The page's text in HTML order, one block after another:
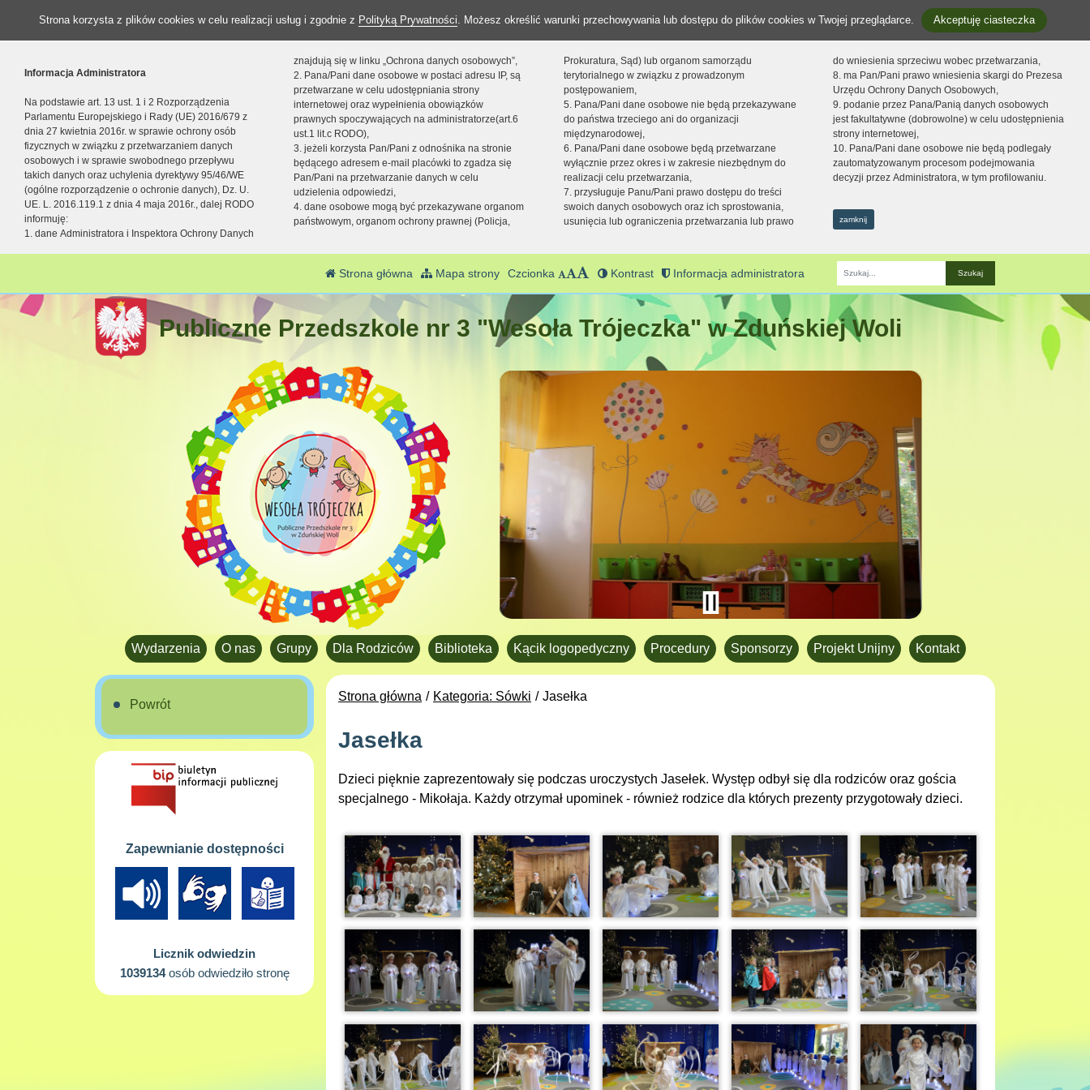
Strona korzysta z plików cookies w celu realizacji usług i zgodnie z Polityką Prywatności. Możesz określić warunki przechowywania lub dostępu do plików cookies w Twojej przeglądarce. Akceptuję ciasteczka
Informacja Administratora
Na podstawie art. 13 ust. 1 i 2 Rozporządzenia
Parlamentu Europejskiego i Rady (UE) 2016/679 z
dnia 27 kwietnia 2016r. w sprawie ochrony osób
fizycznych w związku z przetwarzaniem danych
osobowych i w sprawie swobodnego przepływu
takich danych oraz uchylenia dyrektywy 95/46/WE
(ogólne rozporządzenie o ochronie danych), Dz. U.
UE. L. 2016.119.1 z dnia 4 maja 2016r., dalej RODO
informuję:
1. dane Administratora i Inspektora Ochrony Danych
znajdują się w linku „Ochrona danych osobowych”,
2. Pana/Pani dane osobowe w postaci adresu IP, są
przetwarzane w celu udostępniania strony
internetowej oraz wypełnienia obowiązków
prawnych spoczywających na administratorze(art.6
ust.1 lit.c RODO),
3. jeżeli korzysta Pan/Pani z odnośnika na stronie
będącego adresem e-mail placówki to zgadza się
Pan/Pani na przetwarzanie danych w celu
udzielenia odpowiedzi,
4. dane osobowe mogą być przekazywane organom
państwowym, organom ochrony prawnej (Policja,
Prokuratura, Sąd) lub organom samorządu
terytorialnego w związku z prowadzonym
postępowaniem,
5. Pana/Pani dane osobowe nie będą przekazywane
do państwa trzeciego ani do organizacji
międzynarodowej,
6. Pana/Pani dane osobowe będą przetwarzane
wyłącznie przez okres i w zakresie niezbędnym do
realizacji celu przetwarzania,
7. przysługuje Panu/Pani prawo dostępu do treści
swoich danych osobowych oraz ich sprostowania,
usunięcia lub ograniczenia przetwarzania lub prawo
do wniesienia sprzeciwu wobec przetwarzania,
8. ma Pan/Pani prawo wniesienia skargi do Prezesa
Urzędu Ochrony Danych Osobowych,
9. podanie przez Pana/Panią danych osobowych
jest fakultatywne (dobrowolne) w celu udostępnienia
strony internetowej,
10. Pana/Pani dane osobowe nie będą podlegały
zautomatyzowanym procesom podejmowania
decyzji przez Administratora, w tym profilowaniu.
zamknij
Strona główna Mapa strony Czcionka Kontrast Informacja administratora
Fraza
Publiczne Przedszkole nr 3 "Wesoła Trójeczka" w Zduńskiej Woli
Wydarzenia O nas Grupy Dla Rodziców Biblioteka Kącik logopedyczny Procedury Sponsorzy Projekt Unijny Kontakt
Strona główna Kategoria: Sówki Jasełka
Jasełka
Dzieci pięknie zaprezentowały się podczas uroczystych Jasełek. Występ odbył się dla rodziców oraz gościa
specjalnego - Mikołaja. Każdy otrzymał upominek - również rodzice dla których prezenty przygotowały dzieci.
Powrót
Zapewnianie dostępności
Licznik odwiedzin
1039134osób odwiedziło stronę